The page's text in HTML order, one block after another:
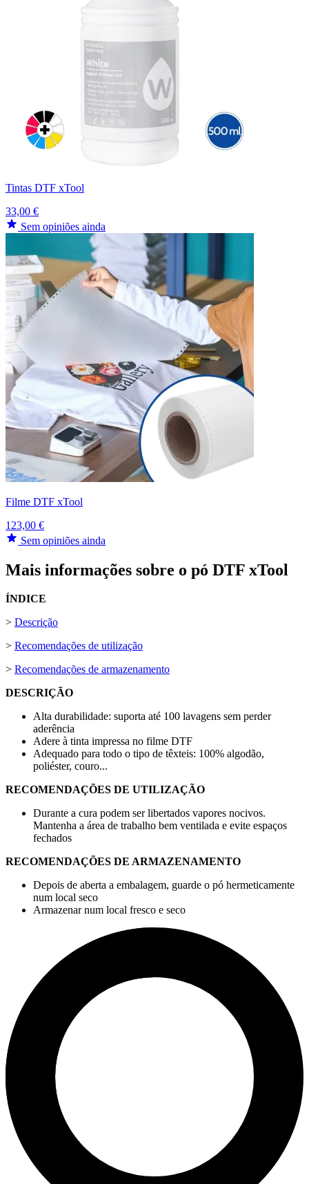
Tintas DTF xTool
33,00 €
Sem opiniões ainda
Filme DTF xTool
123,00 €
Sem opiniões ainda
Mais informações sobre o pó DTF xTool
ÍNDICE
> Descrição
> Recomendações de utilização
> Recomendações de armazenamento
DESCRIÇÃO
Alta durabilidade: suporta até 100 lavagens sem perder
aderência
Adere à tinta impressa no filme DTF
Adequado para todo o tipo de têxteis: 100% algodão,
poliéster, couro...
RECOMENDAÇÕES DE UTILIZAÇÃO
Durante a cura podem ser libertados vapores nocivos.
Mantenha a área de trabalho bem ventilada e evite espaços
fechados
RECOMENDAÇÕES DE ARMAZENAMENTO
Depois de aberta a embalagem, guarde o pó hermeticamente
num local seco
Armazenar num local fresco e seco